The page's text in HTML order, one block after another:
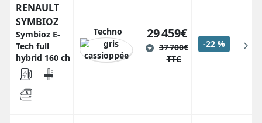
RENAULT
SYMBIOZ
Symbioz E-
Tech full
hybrid 160 ch
Techno 29 459€
37 700€
TTC
-22 %